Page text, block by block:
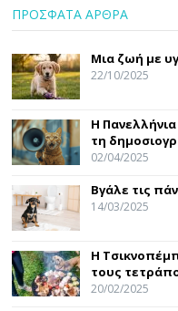
ΠΡΟΣΦΑΤΑ ΑΡΘΡΑ
Μια ζωή με
22/10/2025
Η
τη
02/04/2025
Βγάλε τις
14/03/2025
Η
τους
20/02/2025